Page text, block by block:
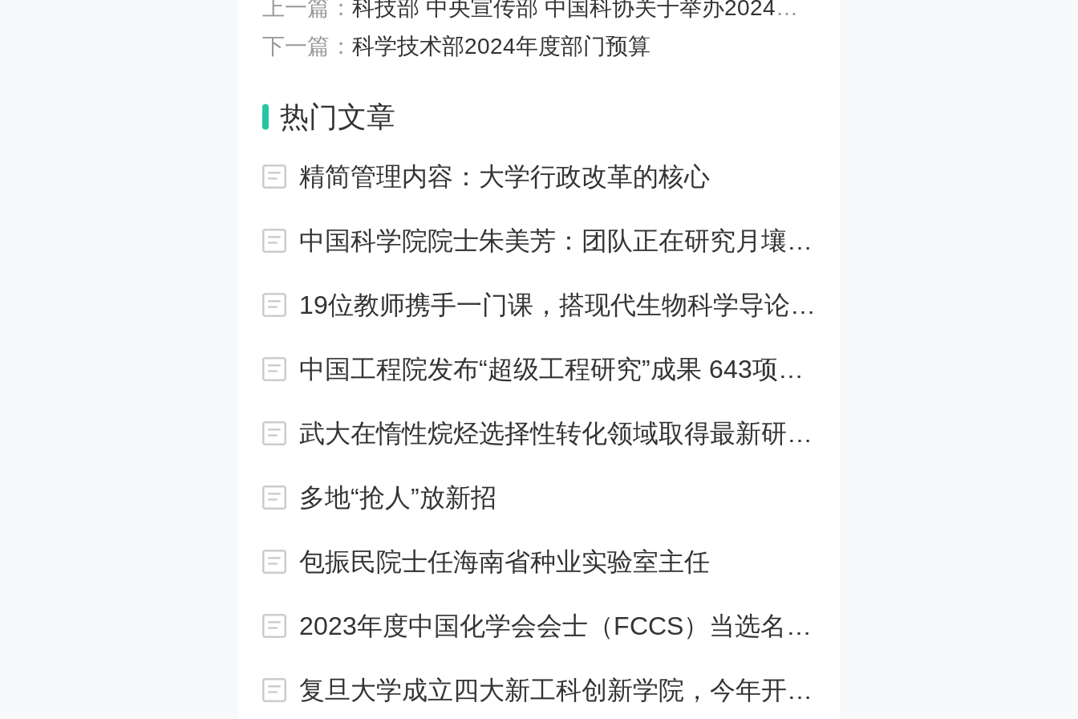
上一篇： 科技部 中央宣传部 中国科协关于举办2024年全国科技活动周的通知
下一篇： 科学技术部2024年度部门预算
热门文章
精简管理内容：大学行政改革的核心
中国科学院院士朱美芳：团队正在研究月壤纤维
19位教师携手一门课，搭现代生物科学导论“精神骨架”
中国工程院发布“超级工程研究”成果 643项超级工程进入排行榜
武大在惰性烷烃选择性转化领域取得最新研究成果
多地“抢人”放新招
包振民院士任海南省种业实验室主任
2023年度中国化学会会士（FCCS）当选名单公布
复旦大学成立四大新工科创新学院，今年开启本科招生